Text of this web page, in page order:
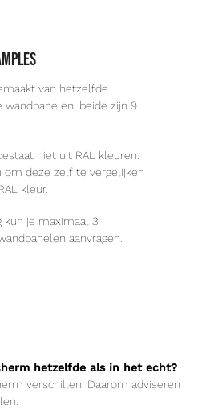
van hetzelfde
beide zijn 9
niet uit RAL kleuren.
om deze zelf te vergelijken
kleur.
kun je maximaal 3
aanvragen.
hetzelfde als in het echt?
verschillen. Daarom adviseren